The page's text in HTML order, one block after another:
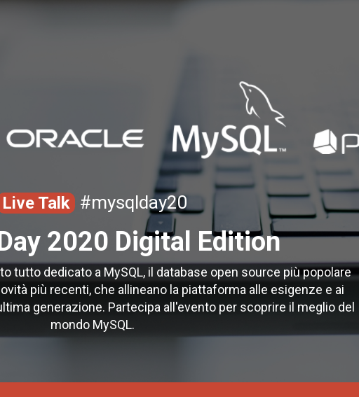
Live Talk #mysqlday20
2020 Digital Edition
tutto dedicato a MySQL, il database open source più popolare
più recenti, che allineano la piattaforma alle esigenze e ai
generazione. Partecipa all'evento per scoprire il meglio del
mondo MySQL.